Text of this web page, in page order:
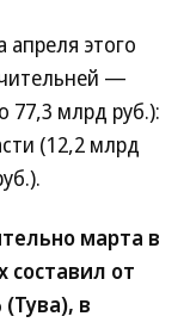
этого
—
77,3 млрд руб.):
(12,2 млрд
марта в
составил от
в